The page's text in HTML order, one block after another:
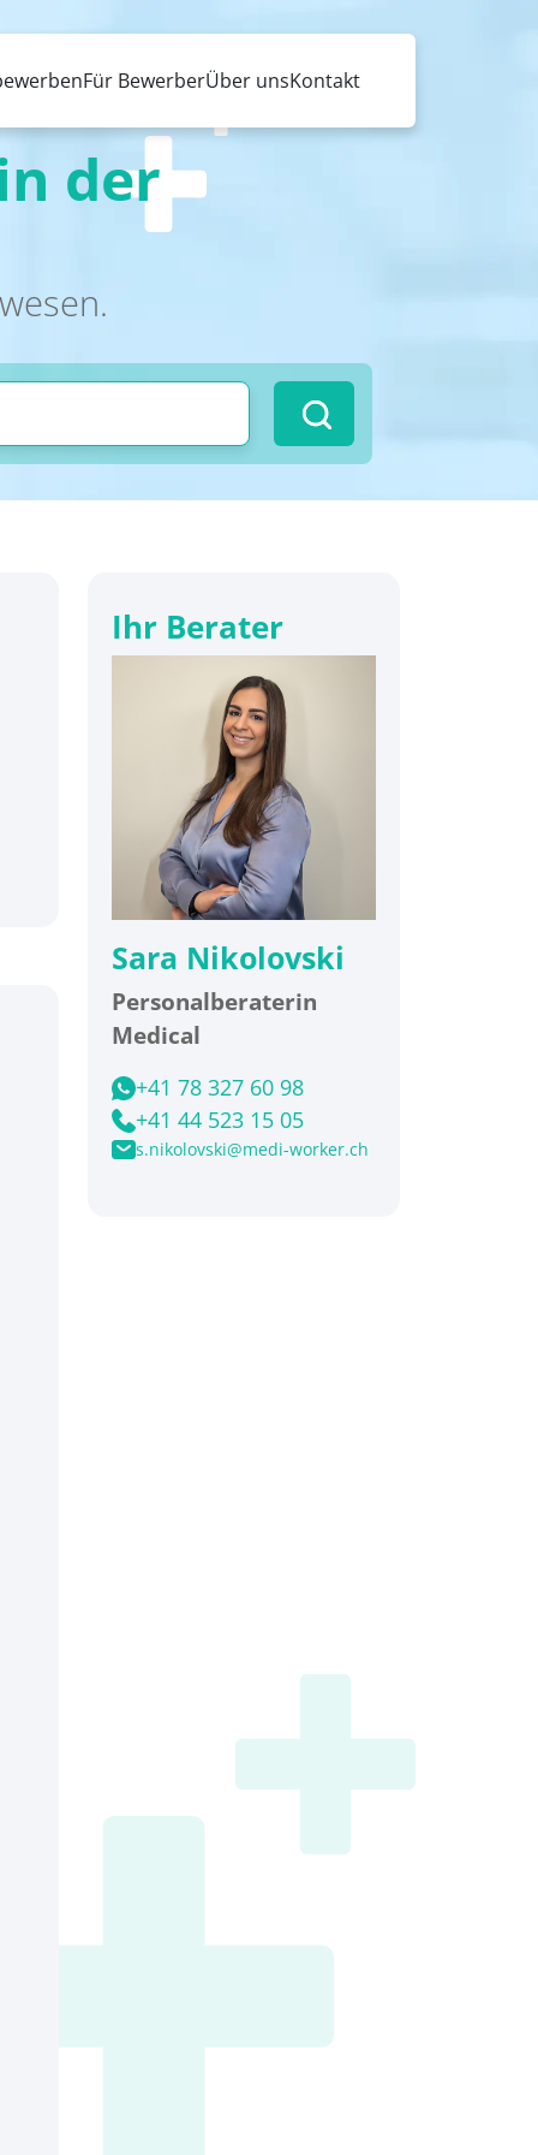
Für BewerberÜber unsKontakt
der
Ihr Berater
Sara Nikolovski
Personalberaterin
Medical
+41 78 327 60 98
+41 44 523 15 05
s.nikolovski@medi-worker.ch